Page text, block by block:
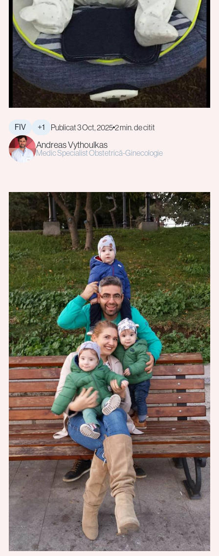
FIV +1 Publicat 3 Oct, 2025 2 min. de citit
Andreas Vythoulkas
Medic Specialist Obstetrică-Ginecologie